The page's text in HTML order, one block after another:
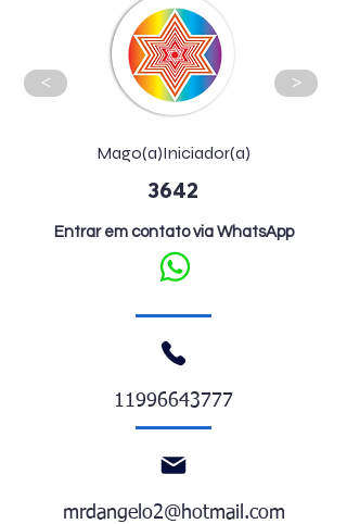
< >
Mago(a)Iniciador(a)
3642
Entrar em contato via WhatsApp
11996643777
mrdangelo2@hotmail.com